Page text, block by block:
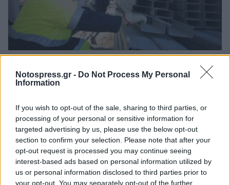
Notospress.gr - Do Not Process My Personal
Information
If you wish to opt-out of the sale, sharing to third parties, or
processing of your personal or sensitive information for
targeted advertising by us, please use the below opt-out
section to confirm your selection. Please note that after your
opt-out request is processed you may continue seeing
interest-based ads based on personal information utilized by
us or personal information disclosed to third parties prior to
your opt-out. You may separately opt-out of the further
Σπάρτη και Τρίπολη